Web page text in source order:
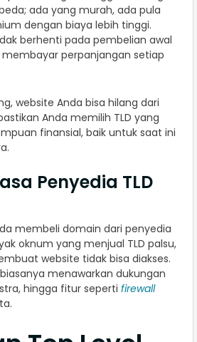
ada yang murah, ada pula
dengan biaya lebih tinggi.
berhenti pada pembelian awal
membayar perpanjangan setiap
website Anda bisa hilang dari
Anda memilih TLD yang
finansial, baik untuk saat ini
Penyedia TLD
membeli domain dari penyedia
oknum yang menjual TLD palsu,
website tidak bisa diakses.
menawarkan dukungan
hingga fitur seperti firewall